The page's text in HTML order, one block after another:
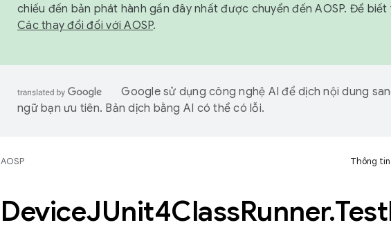
chiếu đến bản phát hành gần đây nhất được chuyển đến AOSP. Để
Các thay đổi đối với AOSP.
Google sử dụng công nghệ AI để dịch nội dung
ngữ bạn ưu tiên. Bản dịch bằng AI có thể có lỗi.
AOSP Thông
DeviceJUnit4ClassRunner.Test